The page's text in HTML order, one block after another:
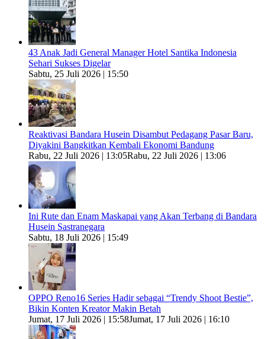
43 Anak Jadi General Manager Hotel Santika Indonesia
Sehari Sukses Digelar
Sabtu, 25 Juli 2026 | 15:50
Reaktivasi Bandara Husein Disambut Pedagang Pasar Baru,
Diyakini Bangkitkan Kembali Ekonomi Bandung
Rabu, 22 Juli 2026 | 13:05Rabu, 22 Juli 2026 | 13:06
Ini Rute dan Enam Maskapai yang Akan Terbang di Bandara
Husein Sastranegara
Sabtu, 18 Juli 2026 | 15:49
OPPO Reno16 Series Hadir sebagai “Trendy Shoot Bestie”,
Bikin Konten Kreator Makin Betah
Jumat, 17 Juli 2026 | 15:58Jumat, 17 Juli 2026 | 16:10